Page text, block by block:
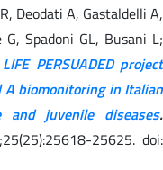
Deodati A, Gastaldelli A,
Spadoni GL, Busani L;
PERSUADED project
biomonitoring in Italian
and juvenile diseases.
25625. doi: